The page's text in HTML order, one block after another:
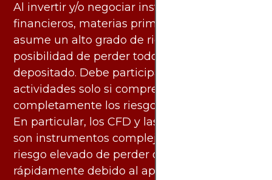
Al invertir y/o negociar instrumentos
financieros, materias primas y otros activos,
asume un alto grado de riesgo. Existe la
posibilidad de perder todo el capital
depositado. Debe participar en estas
actividades solo si comprende
completamente los riesgos asociados.
En particular, los CFD y las criptomonedas
son instrumentos complejos y conllevan un
riesgo elevado de perder dinero
rápidamente debido al apalancamiento.